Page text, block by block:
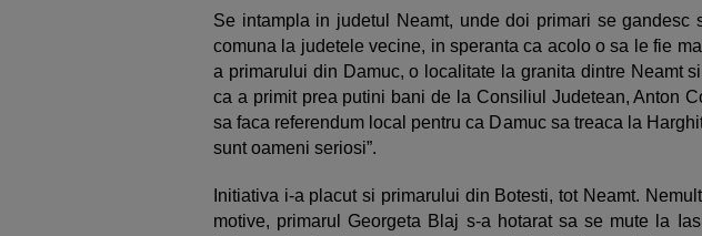
Se intampla in judetul Neamt, unde doi primari se gandesc
comuna la judetele vecine, in speranta ca acolo o sa le fie
a primarului din Damuc, o localitate la granita dintre Neamt
ca a primit prea putini bani de la Consiliul Judetean, Anton
sa faca referendum local pentru ca Damuc sa treaca la
sunt oameni seriosi”.
Initiativa i-a placut si primarului din Botesti, tot Neamt.
motive, primarul Georgeta Blaj s-a hotarat sa se mute la